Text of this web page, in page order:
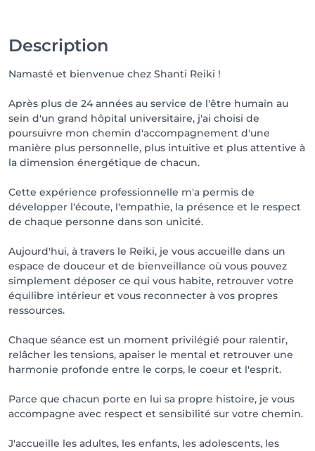
Description
Namasté et bienvenue chez Shanti Reiki !
Après plus de 24 années au service de l'être humain au
sein d'un grand hôpital universitaire, j'ai choisi de
poursuivre mon chemin d'accompagnement d'une
manière plus personnelle, plus intuitive et plus attentive à
la dimension énergétique de chacun.
Cette expérience professionnelle m'a permis de
développer l'écoute, l'empathie, la présence et le respect
de chaque personne dans son unicité.
Aujourd'hui, à travers le Reiki, je vous accueille dans un
espace de douceur et de bienveillance où vous pouvez
simplement déposer ce qui vous habite, retrouver votre
équilibre intérieur et vous reconnecter à vos propres
ressources.
Chaque séance est un moment privilégié pour ralentir,
relâcher les tensions, apaiser le mental et retrouver une
harmonie profonde entre le corps, le coeur et l'esprit.
Parce que chacun porte en lui sa propre histoire, je vous
accompagne avec respect et sensibilité sur votre chemin.
J'accueille les adultes, les enfants, les adolescents, les